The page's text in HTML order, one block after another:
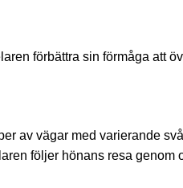
förbättra sin förmåga att
av vägar med varierande
följer hönans resa genom